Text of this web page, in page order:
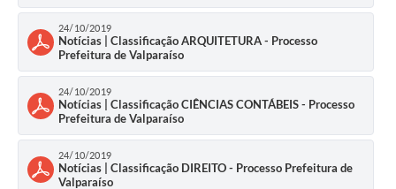
24/10/2019
Notícias | Classificação ARQUITETURA - Processo
Prefeitura de Valparaíso
24/10/2019
Notícias | Classificação CIÊNCIAS CONTÁBEIS - Processo
Prefeitura de Valparaíso
24/10/2019
Notícias | Classificação DIREITO - Processo Prefeitura de
Valparaíso